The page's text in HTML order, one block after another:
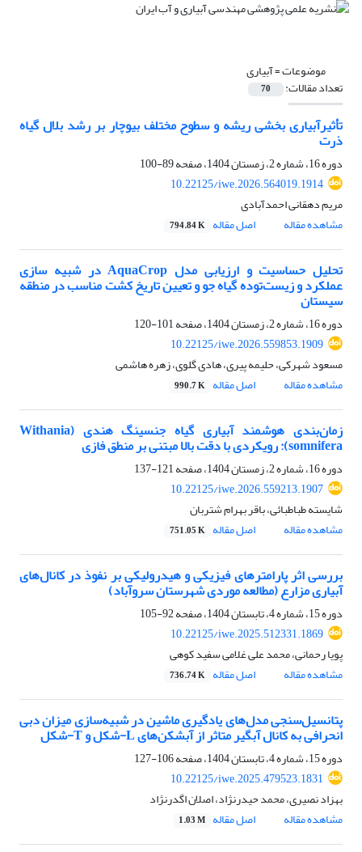
موضوعات =آبیاری
تعداد مقالات: 70
تأثیرآبیاری بخشی ریشه و سطوح مختلف بیوچار بر رشد بلال گیاه
ذرت
دوره 16، شماره 2، زمستان 1404، صفحه
89-100
10.22125/iwe.2026.564019.1914
مریم دهقانی احمدآبادی
مشاهده مقاله
اصل مقاله 794.84 K
تحلیل حساسیت و ارزیابی مدل AquaCrop در شبیه سازی
عملکرد و زیست‌توده گیاه جو و تعیین تاریخ کشت مناسب در منطقه
سیستان
دوره 16، شماره 2، زمستان 1404، صفحه
101-120
10.22125/iwe.2026.559853.1909
مسعود شهرکی، حلیمه پیری، هادی گلوی، زهره هاشمی
مشاهده مقاله
اصل مقاله 990.7 K
زمان‌بندی هوشمند آبیاری گیاه جنسینگ هندی (Withania
somnifera): رویکردی با دقت بالا مبتنی بر منطق فازی
دوره 16، شماره 2، زمستان 1404، صفحه
121-137
10.22125/iwe.2026.559213.1907
شایسته طباطبائی، باقر بهرام شتربان
مشاهده مقاله
اصل مقاله 751.05 K
بررسی اثر پارامترهای فیزیکی و هیدرولیکی بر نفوذ در کانال‌های
آبیاری مزارع (مطالعه موردی شهرستان سروآباد)
دوره 15، شماره 4، تابستان 1404، صفحه
92-105
10.22125/iwe.2025.512331.1869
پویا رحمانی، محمد علی غلامی سفید کوهی
مشاهده مقاله
اصل مقاله 736.74 K
پتانسیل‌سنجی مدل‌های یادگیری ماشین در شبیه‌سازی میزان دبی
انحرافی به کانال آبگیر متاثر از آبشکن‌های L-شکل و T-شکل
دوره 15، شماره 4، تابستان 1404، صفحه
106-127
10.22125/iwe.2025.479523.1831
بهزاد نصیری، محمد حیدرنژاد، اصلان اگدرنژاد
مشاهده مقاله
اصل مقاله 1.03 M